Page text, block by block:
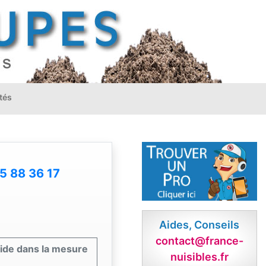
88 36 17
dans la mesure
Aides, Conseils
contact@france-
nuisibles.fr